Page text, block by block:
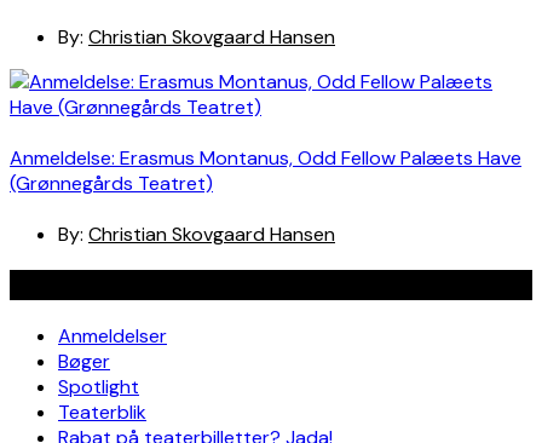
By: Christian Skovgaard Hansen
Anmeldelse: Erasmus Montanus, Odd Fellow Palæets Have
(Grønnegårds Teatret)
By: Christian Skovgaard Hansen
Anmeldelser
Bøger
Spotlight
Teaterblik
Rabat på teaterbilletter? Jada!